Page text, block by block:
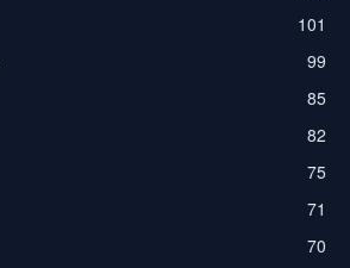
101
99
85
82
75
71
70